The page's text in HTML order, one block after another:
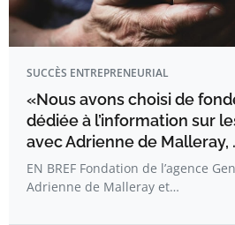
SUCCÈS ENTREPRENEURIAL
«Nous avons choisi de
dédiée à l’information sur
avec Adrienne de Malleray,
EN BREF Fondation de l’agence
Adrienne de Malleray et…